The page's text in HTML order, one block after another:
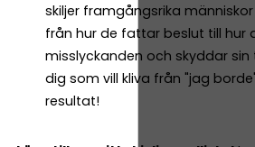
skiljer framgångsrika
från hur de fattar beslut till hur
misslyckanden och skyddar sin
dig som vill kliva från "jag
resultat!